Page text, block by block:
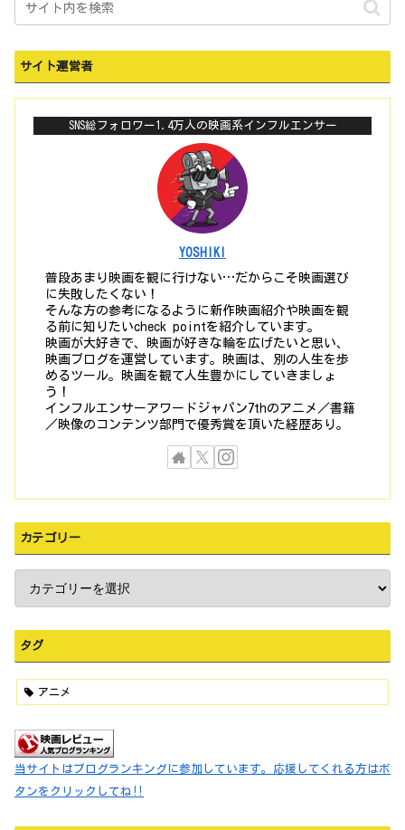
サイト運営者
SNS総フォロワー1.4万人の映画系インフルエンサー
YOSHIKI
普段あまり映画を観に行けない…だからこそ映画選び
に失敗したくない！
そんな方の参考になるように新作映画紹介や映画を観
る前に知りたいcheck pointを紹介しています。
映画が大好きで、映画が好きな輪を広げたいと思い、
映画ブログを運営しています。映画は、別の人生を歩
めるツール。映画を観て人生豊かにしていきましょ
う！
インフルエンサーアワードジャパン7thのアニメ／書籍
／映像のコンテンツ部門で優秀賞を頂いた経歴あり。
カテゴリー
タグ
アニメ
当サイトはブログランキングに参加しています。応援してくれる方はボ
タンをクリックしてね‼